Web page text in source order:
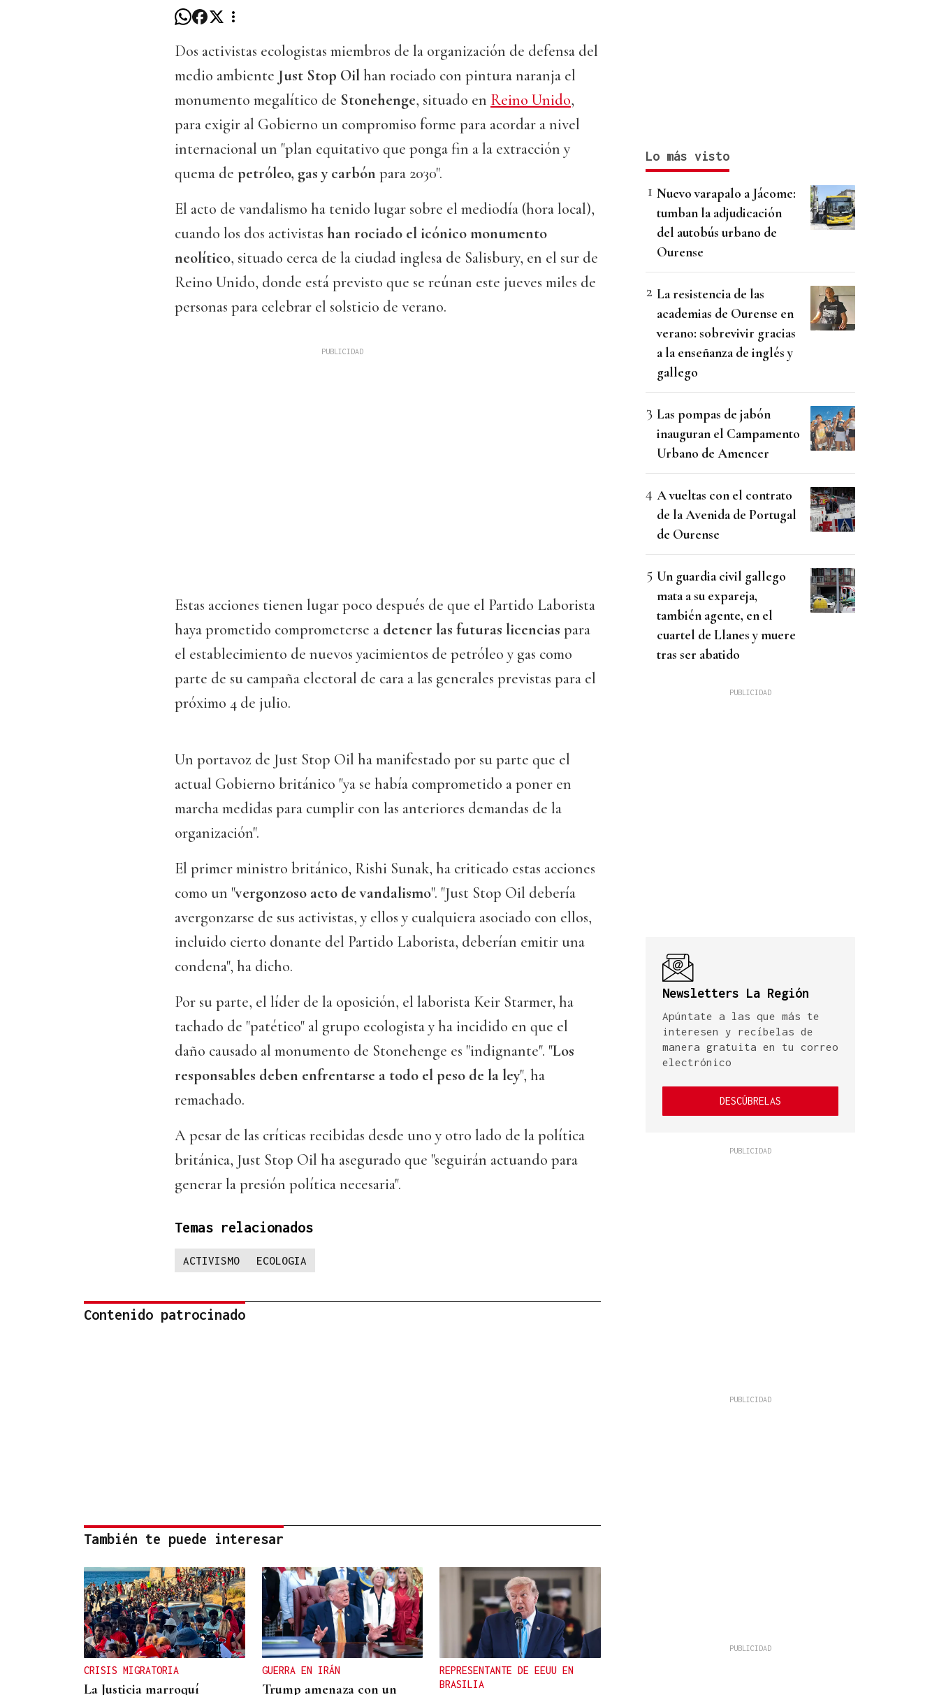
Dos activistas ecologistas miembros de la organización de defensa del
medio ambiente Just Stop Oilhan rociado con pintura naranja el
monumento megalítico de Stonehenge, situado en Reino Unido,
para exigir al Gobierno un compromiso forme para acordar a nivel
internacional un "plan equitativo que ponga fin a la extracción y
quema de petróleo, gas y carbón para 2030".
El acto de vandalismo ha tenido lugar sobre el mediodía (hora local),
cuando los dos activistas han rociado el icónico monumento
neolítico, situado cerca de la ciudad inglesa de Salisbury, en el sur de
Reino Unido, donde está previsto que se reúnan este jueves miles de
personas para celebrar el solsticio de verano.
Estas acciones tienen lugar poco después de que el Partido Laborista
haya prometido comprometerse a detener las futuras licencias para
el establecimiento de nuevos yacimientos de petróleo y gas como
parte de su campaña electoral de cara a las generales previstas para el
próximo 4 de julio.
Un portavoz de Just Stop Oil ha manifestado por su parte que el
actual Gobierno británico "ya se había comprometido a poner en
marcha medidas para cumplir con las anteriores demandas de la
organización".
El primer ministro británico, Rishi Sunak, ha criticado estas acciones
como un "vergonzoso acto de vandalismo". "Just Stop Oil debería
avergonzarse de sus activistas, y ellos y cualquiera asociado con ellos,
incluido cierto donante del Partido Laborista, deberían emitir una
condena", ha dicho.
Por su parte, el líder de la oposición, el laborista Keir Starmer, ha
tachado de "patético" al grupo ecologista y ha incidido en que el
daño causado al monumento de Stonehenge es "indignante". "Los
responsables deben enfrentarse a todo el peso de la ley", ha
remachado.
A pesar de las críticas recibidas desde uno y otro lado de la política
británica, Just Stop Oil ha asegurado que "seguirán actuando para
generar la presión política necesaria".
Temas relacionados
ACTIVISMO ECOLOGIA
Contenido patrocinado
También te puede interesar
CRISIS MIGRATORIA
La Justicia marroquí
GUERRA EN IRÁN
Trump amenaza con un
REPRESENTANTE DE EEUU EN
BRASILIA
Lo más visto
Nuevo varapalo a Jácome:
tumban la adjudicación
del autobús urbano de
Ourense
La resistencia de las
academias de Ourense en
verano: sobrevivir gracias
a la enseñanza de inglés y
gallego
Las pompas de jabón
inauguran el Campamento
Urbano de Amencer
A vueltas con el contrato
de la Avenida de Portugal
de Ourense
Un guardia civil gallego
mata a su expareja,
también agente, en el
cuartel de Llanes y muere
tras ser abatido
Newsletters La Región
Apúntate a las que más te
interesen y recíbelas de
manera gratuita en tu correo
electrónico
DESCÚBRELAS